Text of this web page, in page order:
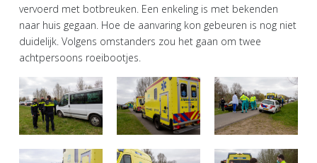
vervoerd met botbreuken. Een enkeling is met bekenden
naar huis gegaan. Hoe de aanvaring kon gebeuren is nog niet
duidelijk. Volgens omstanders zou het gaan om twee
achtpersoons roeibootjes.